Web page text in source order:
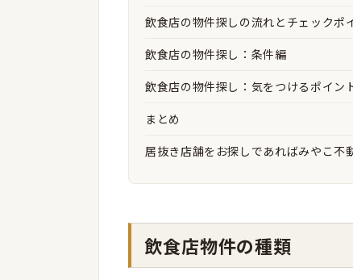
飲食店の物件探しの流れとチェックポ
飲食店の物件探し：条件編
飲食店の物件探し：気をつけるポイン
まとめ
居抜き店舗をお探しであればみやこ不
飲食店物件の種類